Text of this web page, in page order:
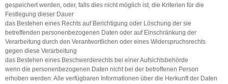
gespeichert werden, oder, falls dies nicht möglich ist, die Kriterien für die
Festlegung dieser Dauer
das Bestehen eines Rechts auf Berichtigung oder Löschung der sie
betreffenden personenbezogenen Daten oder auf Einschränkung der
Verarbeitung durch den Verantwortlichen oder eines Widerspruchsrechts
gegen diese Verarbeitung
das Bestehen eines Beschwerderechts bei einer Aufsichtsbehörde
wenn die personenbezogenen Daten nicht bei der betroffenen Person
erhoben werden: Alle verfügbaren Informationen über die Herkunft der Daten